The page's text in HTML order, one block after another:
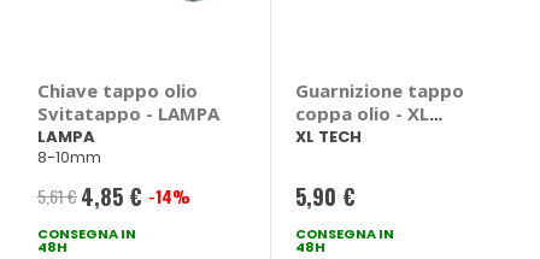
Chiave tappo olio
Svitatappo - LAMPA
LAMPA
8-10mm
5,61 € Prezzo
speciale
4,85 € -14%
CONSEGNA IN
48H
Guarnizione tappo
coppa olio - XL
TECH
XL TECH
5,90 €
CONSEGNA IN
48H